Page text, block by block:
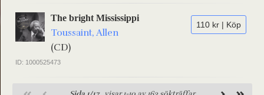
110 kr | Köp
The bright Mississippi
Toussaint, Allen
(CD)
ID: 1000525473